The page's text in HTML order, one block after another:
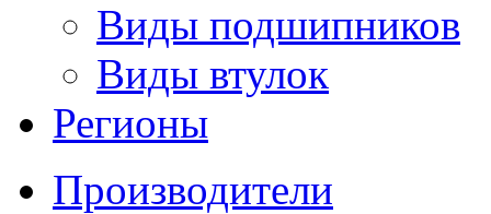
Виды подшипников
Виды втулок
Регионы
Производители